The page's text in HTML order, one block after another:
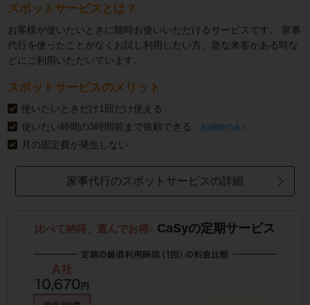
スポットサービスとは？
お客様が使いたいときに随時お使いいただけるサービスです。
家事
代行を使ったことがなくお試し利用したい方、急な来客がある時な
どにご利用いただいています。
スポットサービスのメリット
使いたいときだけ1回だけ使える
使いたい時間の3時間前まで依頼できる
（お掃除のみ）
月の固定費が発生しない
家事代行のスポットサービスの詳細
比べて納得、選んでお得♪ CaSyの定期サービス